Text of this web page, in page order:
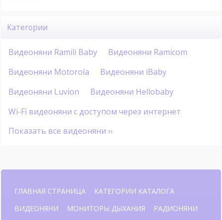
Категории
Видеоняни Ramili Baby
Видеоняни Ramicom
Видеоняни Motorola
Видеоняни iBaby
Видеоняни Luvion
Видеоняни Hellobaby
Wi-Fi видеоняни с доступом через интернет
Показать все видеоняни ››
ГЛАВНАЯ СТРАНИЦА
КАТЕГОРИИ КАТАЛОГА
ВИДЕОНЯНИ
МОНИТОРЫ ДЫХАНИЯ
РАДИОНЯНИ